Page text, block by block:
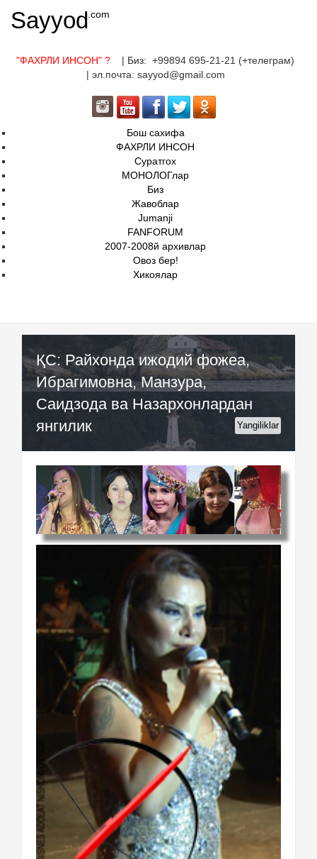
Sayyod .com
"ФАХРЛИ ИНСОН" ?
| Биз: +99894 695-21-21 (+телеграм)
| эл.почта: sayyod@gmail.com
Бош сахифа
ФАХРЛИ ИНСОН
Суратгох
МОНОЛОГлар
Биз
Жавоблар
Jumanji
FANFORUM
2007-2008й архивлар
Овоз бер!
Хикоялар
ҚС: Райхонда ижодий фожеа,
Ибрагимовна, Манзура,
Саидзода ва Назархонлардан
янгилик
Yangiliklar